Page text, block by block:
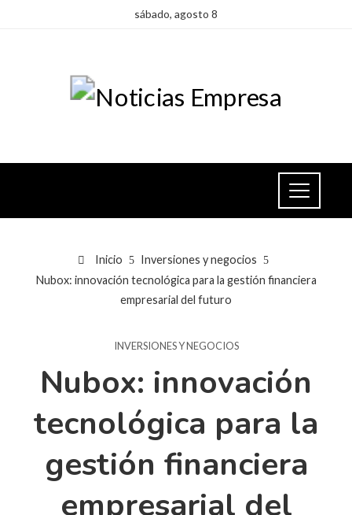
sábado, agosto 8
Inicio
Inversiones y negocios
Nubox: innovación tecnológica para la gestión financiera
empresarial del futuro
INVERSIONES Y NEGOCIOS
Nubox: innovación
tecnológica para la
gestión financiera
empresarial del